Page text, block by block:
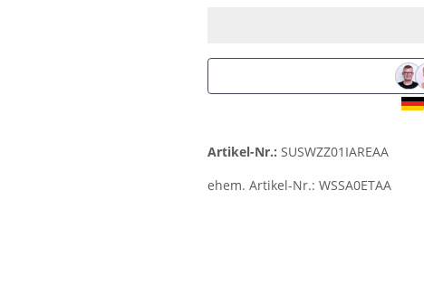
Artikel-Nr.: SUSWZZ01IAREAA
ehem. Artikel-Nr.: WSSA0ETAA